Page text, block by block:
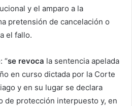
y el amparo a la
pretensión de cancelación o
el fallo.
“se revoca la sentencia apelada
en curso dictada por la Corte
y en su lugar se declara
de protección interpuesto y, en